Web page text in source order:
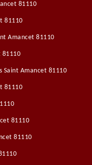
81110
81110
Amancet 81110
81110
Saint Amancet 81110
81110
81110
81110